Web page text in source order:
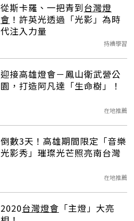
從斯卡羅、一把青到台灣燈
會 ！許英光透過「光影」為時
代注入力量
持續學習
迎接高雄燈會－鳳山衛武營公
園，打造阿凡達「生命樹」！
在地推薦
倒數3天！高雄期間限定「音樂
光影秀」璀璨光芒照亮南台灣
在地推薦
2020台灣燈會 「主燈」大亮